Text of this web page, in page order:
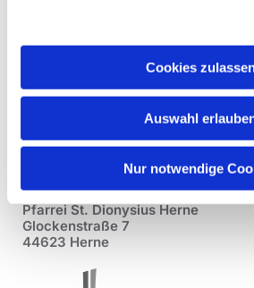
Cookies
Auswahl
Nur notwendige
Pfarrei St. Dionysius Herne
Glockenstraße 7
44623 Herne